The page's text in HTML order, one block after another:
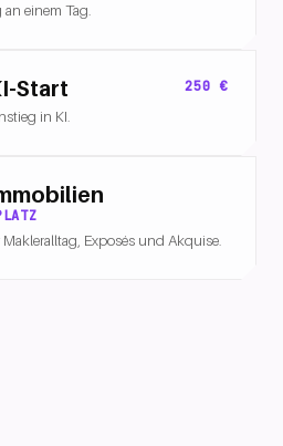
einem Tag.
Start
250 €
in KI.
Exposés und Akquise.